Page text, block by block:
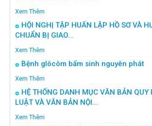
Xem Thêm
HỘI NGHỊ TẬP HUẤN LẬP HỒ SƠ VÀ
CHUẨN BỊ GIAO...
Xem Thêm
Bệnh glôcôm bẩm sinh nguyên phát
Xem Thêm
HỆ THỐNG DANH MỤC VĂN BẢN QUY
LUẬT VÀ VĂN BẢN NỘI...
Xem Thêm